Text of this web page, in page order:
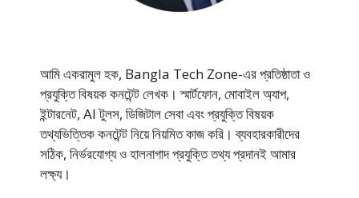
আমি একরামুল হক, Bangla Tech Zone-এর প্রতিষ্ঠাতা ও
প্রযুক্তি বিষয়ক কনটেন্ট লেখক। স্মার্টফোন, মোবাইল অ্যাপ,
ইন্টারনেট, AI টুলস, ডিজিটাল সেবা এবং প্রযুক্তি বিষয়ক
তথ্যভিত্তিক কনটেন্ট নিয়ে নিয়মিত কাজ করি। ব্যবহারকারীদের
সঠিক, নির্ভরযোগ্য ও হালনাগাদ প্রযুক্তি তথ্য প্রদানই আমার
লক্ষ্য।